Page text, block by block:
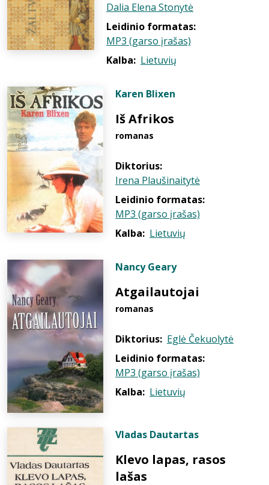
Dalia Elena Stonytė
Leidinio formatas:
MP3 (garso įrašas)
Kalba: Lietuvių
Karen Blixen
Iš Afrikos
romanas
Diktorius:
Irena Plaušinaitytė
Leidinio formatas:
MP3 (garso įrašas)
Kalba: Lietuvių
Nancy Geary
Atgailautojai
romanas
Diktorius: Eglė Čekuolytė
Leidinio formatas:
MP3 (garso įrašas)
Kalba: Lietuvių
Vladas Dautartas
Klevo lapas, rasos
lašas